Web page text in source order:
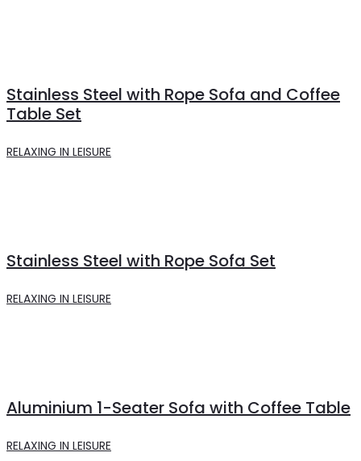
Stainless Steel with Rope Sofa and Coffee
Table Set
RELAXING IN LEISURE
Stainless Steel with Rope Sofa Set
RELAXING IN LEISURE
Aluminium 1-Seater Sofa with Coffee Table
RELAXING IN LEISURE